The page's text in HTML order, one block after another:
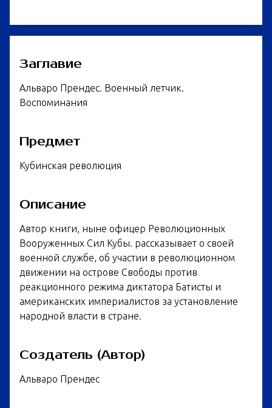
Заглавие
Альваро Прендес. Военный летчик.
Воспоминания
Предмет
Кубинская революция
Описание
Автор книги, ныне офицер Революционных
Вооруженных Сил Кубы. рассказывает о своей
военной службе, об участии в революционном
движении на острове Свободы против
реакционного режима диктатора Батисты и
американских империалистов за установление
народной власти в стране.
Создатель (Автор)
Альваро Прендес